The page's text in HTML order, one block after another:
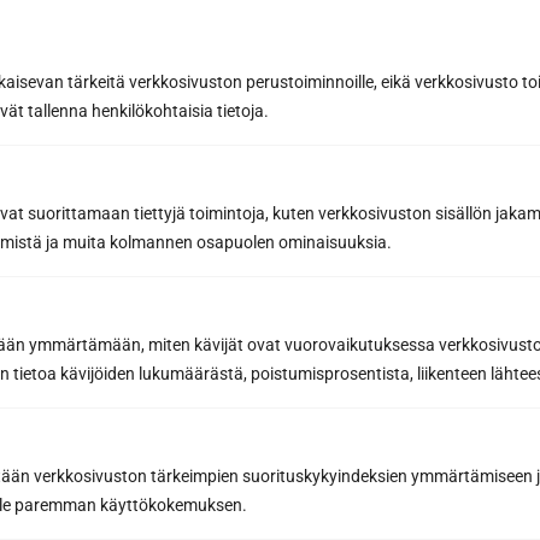
tärkeitä verkkosivuston perustoiminnoille, eikä verkkosivusto
tallenna henkilökohtaisia tietoja.
suorittamaan tiettyjä toimintoja, kuten verkkosivuston sisällön
ja muita kolmannen osapuolen ominaisuuksia.
ymmärtämään, miten kävijät ovat vuorovaikutuksessa
tietoa kävijöiden lukumäärästä, poistumisprosentista, liikenteen
verkkosivuston tärkeimpien suorituskykyindeksien ymmärtämiseen
paremman käyttökokemuksen.
Sun Sauna Oy, Jyväskylä
040 3470 220